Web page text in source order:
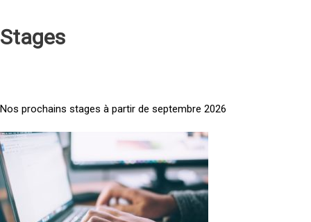
Stages
Nos prochains stages à partir de septembre 2026
<
a
h
e
f